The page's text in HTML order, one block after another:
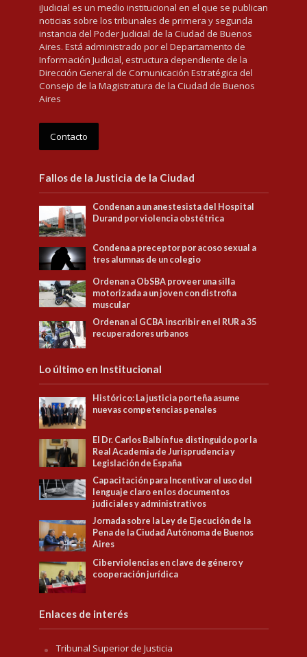
iJudicial es un medio institucional en el que se publican
noticias sobre los tribunales de primera y segunda
instancia del Poder Judicial de la Ciudad de Buenos
Aires. Está administrado por el Departamento de
Información Judicial, estructura dependiente de la
Dirección General de Comunicación Estratégica del
Consejo de la Magistratura de la Ciudad de Buenos
Aires
Contacto
Fallos de la Justicia de la Ciudad
Condenan a un anestesista del Hospital
Durand por violencia obstétrica
Condena a preceptor por acoso sexual a
tres alumnas de un colegio
Ordenan a ObSBA proveer una silla
motorizada a un joven con distrofia
muscular
Ordenan al GCBA inscribir en el RUR a 35
recuperadores urbanos
Lo último en Institucional
Histórico: La justicia porteña asume
nuevas competencias penales
El Dr. Carlos Balbín fue distinguido por la
Real Academia de Jurisprudencia y
Legislación de España
Capacitación para Incentivar el uso del
lenguaje claro en los documentos
judiciales y administrativos
Jornada sobre la Ley de Ejecución de la
Pena de la Ciudad Autónoma de Buenos
Aires
Ciberviolencias en clave de género y
cooperación jurídica
Enlaces de interés
Tribunal Superior de Justicia